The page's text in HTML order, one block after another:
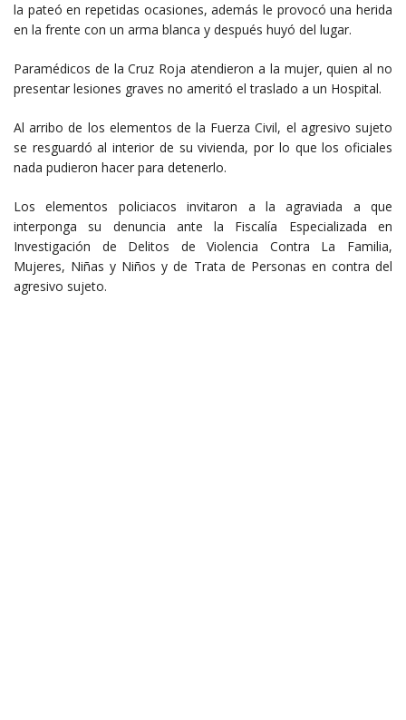
la pateó en repetidas ocasiones, además le provocó una herida
en la frente con un arma blanca y después huyó del lugar.
Paramédicos de la Cruz Roja atendieron a la mujer, quien al no
presentar lesiones graves no ameritó el traslado a un Hospital.
Al arribo de los elementos de la Fuerza Civil, el agresivo sujeto
se resguardó al interior de su vivienda, por lo que los oficiales
nada pudieron hacer para detenerlo.
Los elementos policiacos invitaron a la agraviada a que
interponga su denuncia ante la Fiscalía Especializada en
Investigación de Delitos de Violencia Contra La Familia,
Mujeres, Niñas y Niños y de Trata de Personas en contra del
agresivo sujeto.